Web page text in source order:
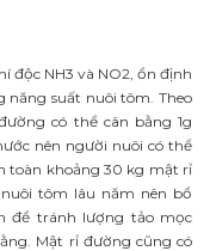
độc NH3 và NO2, ổn định
năng suất nuôi tôm. Theo
có thể cân bằng 1g
nên người nuôi có thể
toàn khoảng 30 kg mật rỉ
tôm lâu năm nên bổ
để tránh lượng tảo mọc
Mật rỉ đường cũng có